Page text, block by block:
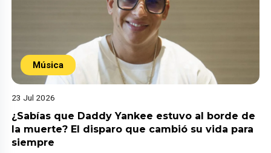
Música
23 Jul 2026
¿Sabías que Daddy Yankee estuvo al borde de
la muerte? El disparo que cambió su vida para
siempre